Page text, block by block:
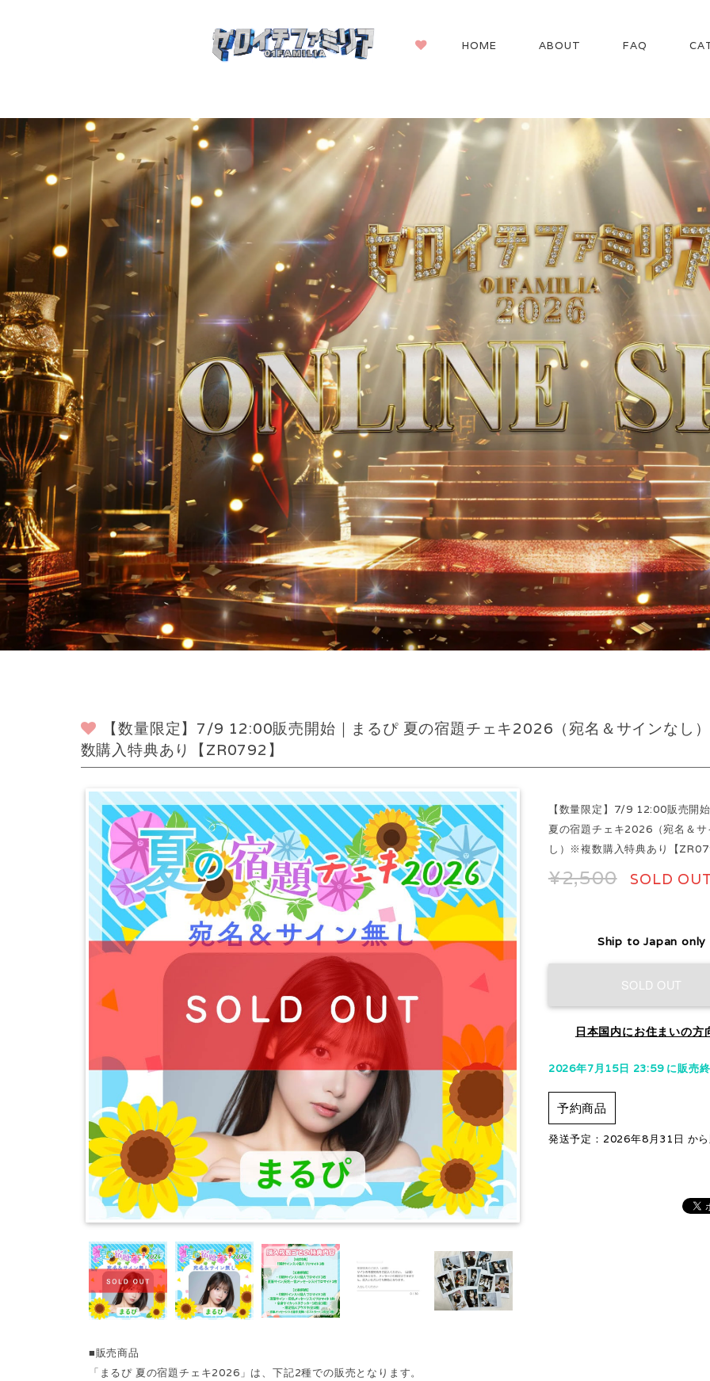
HOME ABOUT FAQ
【数量限定】7/9 12:00販売開始｜まるぴ 夏の宿題チェキ2026（宛名＆サインなし
数購入特典あり【ZR0792】
【数量限定】7/9 12:00販売開
夏の宿題チェキ2026（宛名＆サ
し）※複数購入特典あり【
¥2,500 SOLD
Ship to Japan only
SOLD OUT
日本国内にお住まいの方
2026年7月15日 23:59 に販売
予約商品
発送予定：2026年8月31日 か
■販売商品
「まるぴ 夏の宿題チェキ2026」は、下記2種での販売となります。